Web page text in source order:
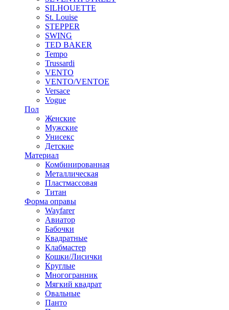
SILHOUETTE
St. Louise
STEPPER
SWING
TED BAKER
Tempo
Trussardi
VENTO
VENTO/VENTOE
Versace
Vogue
Пол
Женские
Мужские
Унисекс
Детские
Материал
Комбинированная
Металлическая
Пластмассовая
Титан
Форма оправы
Wayfarer
Авиатор
Бабочки
Квадратные
Клабмастер
Кошки/Лисички
Круглые
Многогранник
Мягкий квадрат
Овальные
Панто